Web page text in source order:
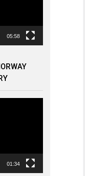
05:58
01:34